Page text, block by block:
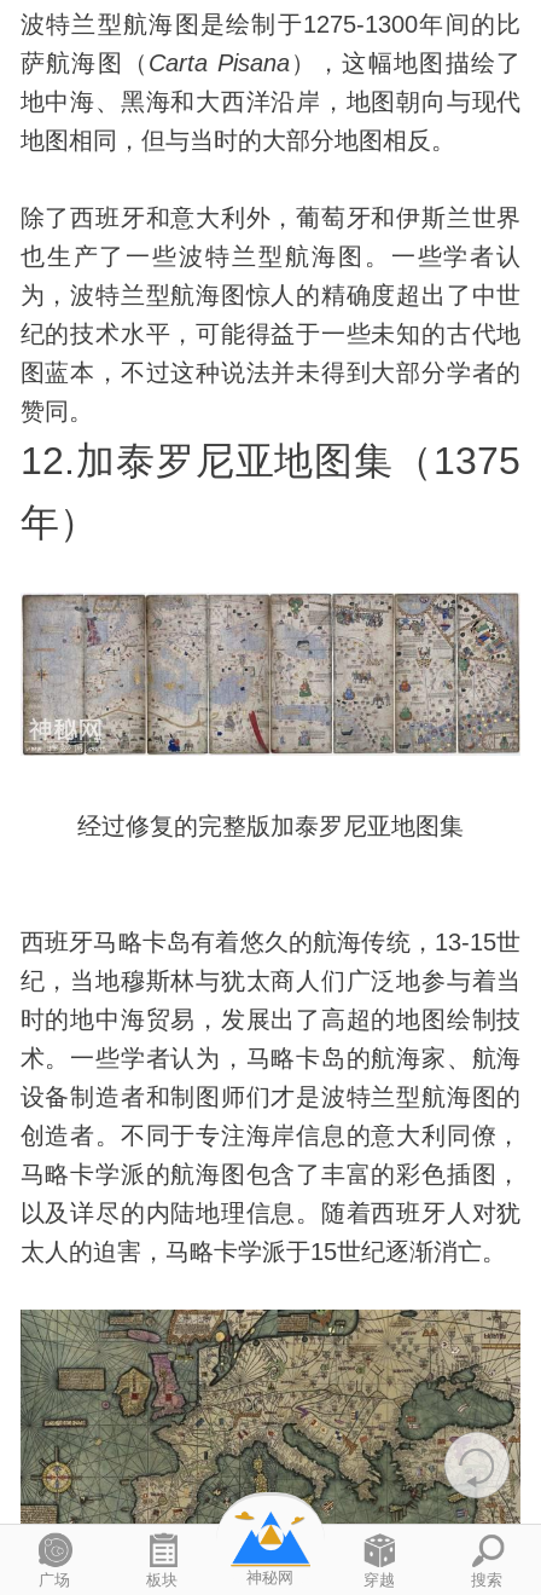
波特兰型航海图是绘制于1275-1300年间的比
萨航海图（ Carta Pisana），这幅地图描绘了
地中海、黑海和大西洋沿岸，地图朝向与现代
地图相同，但与当时的大部分地图相反。
除了西班牙和意大利外，葡萄牙和伊斯兰世界
也生产了一些波特兰型航海图。一些学者认
为，波特兰型航海图惊人的精确度超出了中世
纪的技术水平，可能得益于一些未知的古代地
图蓝本，不过这种说法并未得到大部分学者的
赞同。
12.加泰罗尼亚地图集（1375
年）
经过修复的完整版加泰罗尼亚地图集
西班牙马略卡岛有着悠久的航海传统，13-15世
纪，当地穆斯林与犹太商人们广泛地参与着当
时的地中海贸易，发展出了高超的地图绘制技
术。一些学者认为，马略卡岛的航海家、航海
设备制造者和制图师们才是波特兰型航海图的
创造者。不同于专注海岸信息的意大利同僚，
马略卡学派的航海图包含了丰富的彩色插图，
以及详尽的内陆地理信息。随着西班牙人对犹
太人的迫害，马略卡学派于15世纪逐渐消亡。
广场 板块 神秘网 穿越 搜索